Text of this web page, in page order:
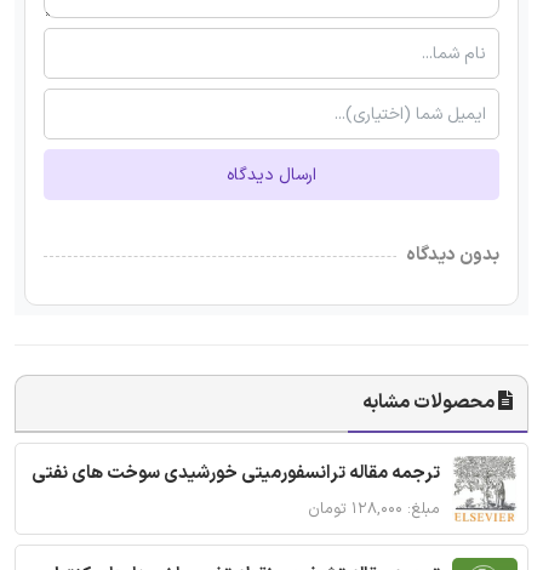
ارسال دیدگاه
بدون دیدگاه
محصولات مشابه
ترجمه مقاله ترانسفورمیتی خورشیدی سوخت های نفتی
مبلغ: ۱۲۸,۰۰۰ تومان